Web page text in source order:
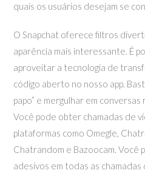
quais os usuários desejam se
O Snapchat oferece filtros
aparência mais interessante. É
aproveitar a tecnologia de
código aberto no nosso app.
papo” e mergulhar em
Você pode obter chamadas de
plataformas como Omegle,
Chatrandom e Bazoocam. Você
adesivos em todas as